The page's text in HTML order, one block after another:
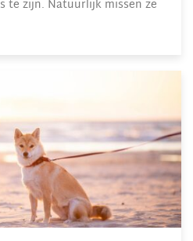
te zijn. Natuurlijk missen ze